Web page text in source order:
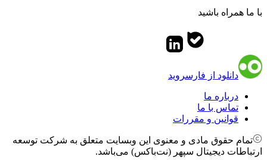
با ما همراه باشید
دانلود از فارسروید
درباره ما
تماس با ما
قوانین و مقررات
تمام حقوق مادی و معنوی این وبسایت متعلق به شرکت توسعه
ارتباطات دیجیتال سپهر (نت‌باکس) می‌باشد.